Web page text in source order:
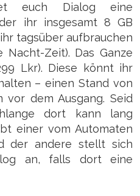
euch Dialog eine
ihr insgesamt 8 GB
tagsüber aufbrauchen
Zeit). Das Ganze
Lkr). Diese könnt ihr
– einen Stand von
vor dem Ausgang. Seid
dort kann lang
einer vom Automaten
der andere stellt sich
an, falls dort eine